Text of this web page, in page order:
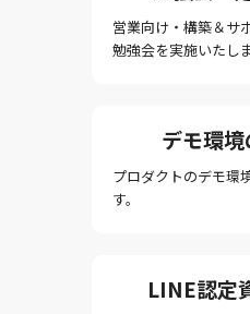
営業向け・構築＆サ
勉強会を実施いたしま
デモ環
プロダクトのデモ環
す。
LINE認定